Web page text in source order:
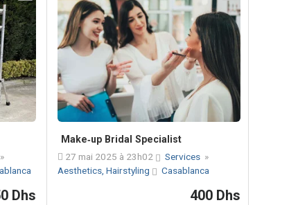
»
Dhs
Make‑up Bridal Specialist
27 mai 2025 à 23h02
Services »
Aesthetics, Hairstyling
Casablanca
400 Dhs